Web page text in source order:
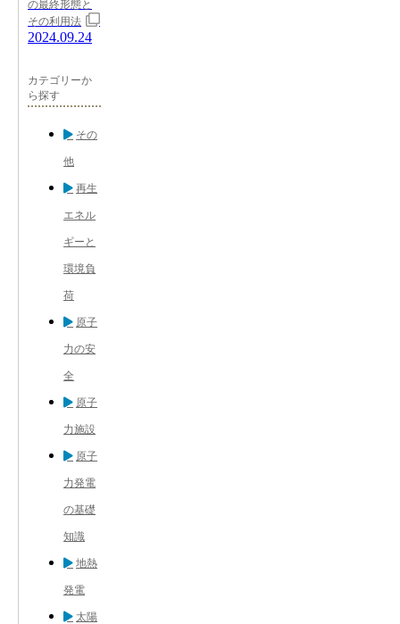
の最終形態と
その利用法
2024.09.24
カテゴリーか
ら探す
その
他
再生
エネル
ギーと
環境負
荷
原子
力の安
全
原子
力施設
原子
力発電
の基礎
知識
地熱
発電
太陽